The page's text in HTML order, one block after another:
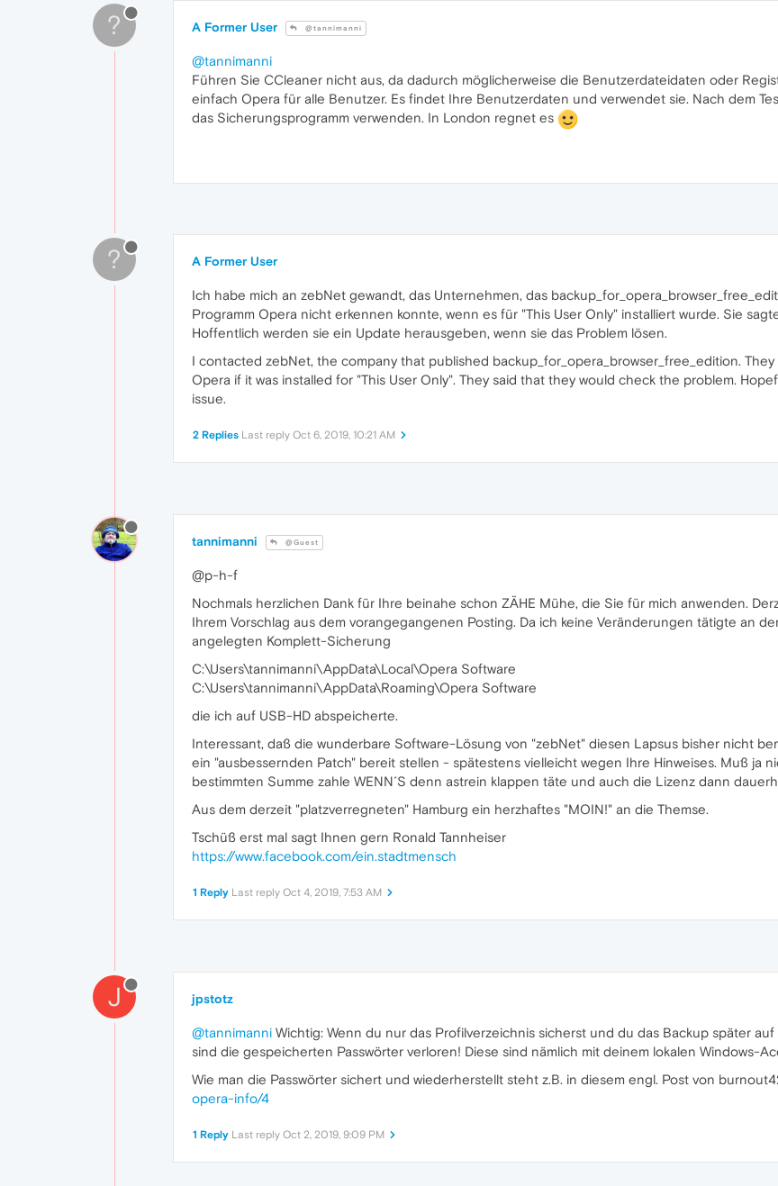
? A Former User @tannimanni
@tannimanni
Führen Sie CCleaner nicht aus, da dadurch möglicherweise die Benutzerdateidaten oder
einfach Opera für alle Benutzer. Es findet Ihre Benutzerdaten und verwendet sie. Nach dem
das Sicherungsprogramm verwenden. In London regnet es
? A Former User
Ich habe mich an zebNet gewandt, das Unternehmen, das
Programm Opera nicht erkennen konnte, wenn es für "This User Only" installiert wurde. Sie
Hoffentlich werden sie ein Update herausgeben, wenn sie das Problem lösen.
I contacted zebNet, the company that published backup_for_opera_browser_free_edition.
Opera if it was installed for "This User Only". They said that they would check the problem.
issue.
2 Replies Last reply Oct 6, 2019, 10:21 AM
tannimanni @Guest
@p-h-f
Nochmals herzlichen Dank für Ihre beinahe schon ZÄHE Mühe, die Sie für mich anwenden.
Ihrem Vorschlag aus dem vorangegangenen Posting. Da ich keine Veränderungen tätigte an
angelegten Komplett-Sicherung
C:\Users\tannimanni\AppData\Local\Opera Software
C:\Users\tannimanni\AppData\Roaming\Opera Software
die ich auf USB-HD abspeicherte.
Interessant, daß die wunderbare Software-Lösung von "zebNet" diesen Lapsus bisher nicht
ein "ausbessernden Patch" bereit stellen - spätestens vielleicht wegen Ihre Hinweises. Muß ja
bestimmten Summe zahle WENN´S denn astrein klappen täte und auch die Lizenz dann
Aus dem derzeit "platzverregneten" Hamburg ein herzhaftes "MOIN!" an die Themse.
Tschüß erst mal sagt Ihnen gern Ronald Tannheiser
https://www.facebook.com/ein.stadtmensch
1 Reply Last reply Oct 4, 2019, 7:53 AM
J jpstotz
@tannimanni Wichtig: Wenn du nur das Profilverzeichnis sicherst und du das Backup später
sind die gespeicherten Passwörter verloren! Diese sind nämlich mit deinem lokalen Windows-
Wie man die Passwörter sichert und wiederherstellt steht z.B. in diesem engl. Post von
opera-info/4
1 Reply Last reply Oct 2, 2019, 9:09 PM